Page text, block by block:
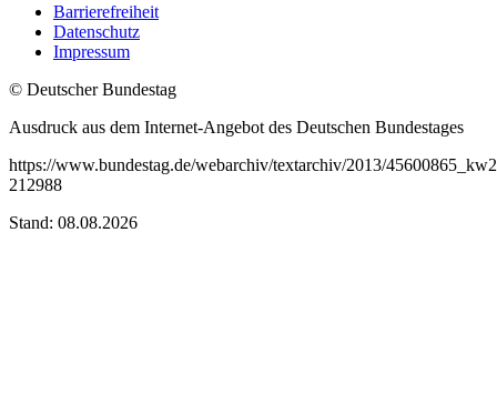
Barrierefreiheit
Datenschutz
Impressum
© Deutscher Bundestag
Ausdruck aus dem Internet-Angebot des Deutschen Bundestages
https://www.bundestag.de/webarchiv/textarchiv/2013/
212988
Stand: 08.08.2026